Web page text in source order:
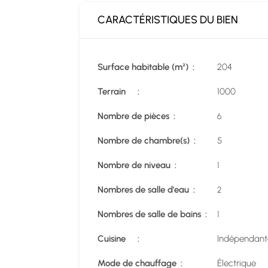
CARACTÉRISTIQUES DU BIEN
Surface habitable (m²) 204
Terrain 1000
Nombre de pièces 6
Nombre de chambre(s) 5
Nombre de niveau 1
Nombres de salle d'eau 2
Nombres de salle de bains 1
Cuisine
Mode de chauffage Électrique